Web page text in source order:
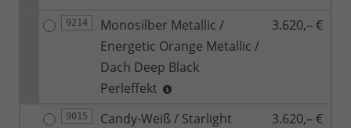
9214
Monosilber Metallic /
Energetic Orange Metallic /
Dach Deep Black
Perleffekt
3.620,– €
9015
Candy-Weiß / Starlight
3.620,– €